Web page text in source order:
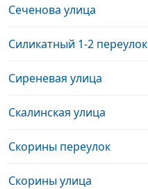
Сеченова улица
Силикатный 1-2 переулок
Сиреневая улица
Скалинская улица
Скорины переулок
Скорины улица